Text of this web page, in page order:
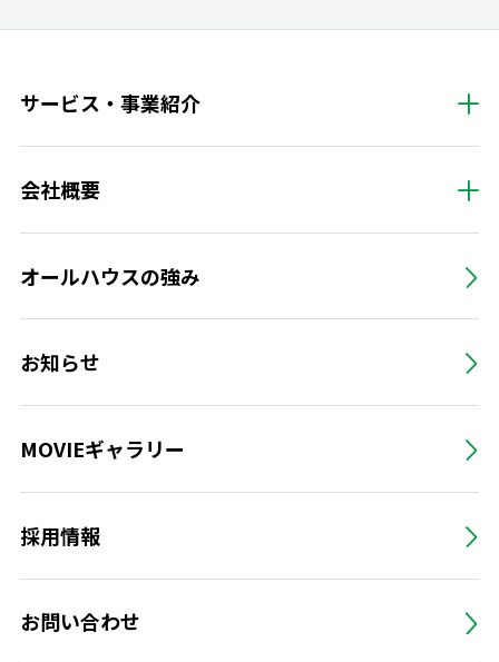
サービス・事業紹介
会社概要
オールハウスの強み
お知らせ
MOVIEギャラリー
採用情報
お問い合わせ